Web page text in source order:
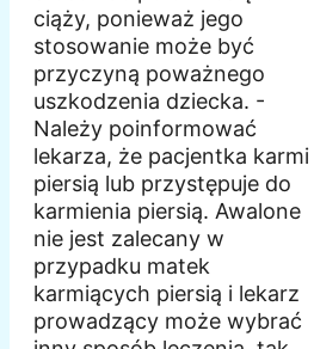
ciąży, ponieważ jego
stosowanie może być
przyczyną poważnego
uszkodzenia dziecka. -
Należy poinformować
lekarza, że pacjentka karmi
piersią lub przystępuje do
karmienia piersią. Awalone
nie jest zalecany w
przypadku matek
karmiących piersią i lekarz
prowadzący może wybrać